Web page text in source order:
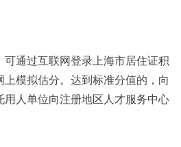
通过互联网登录上海市居住证积
模拟估分。达到标准分值的，向
用人单位向注册地区人才服务中心